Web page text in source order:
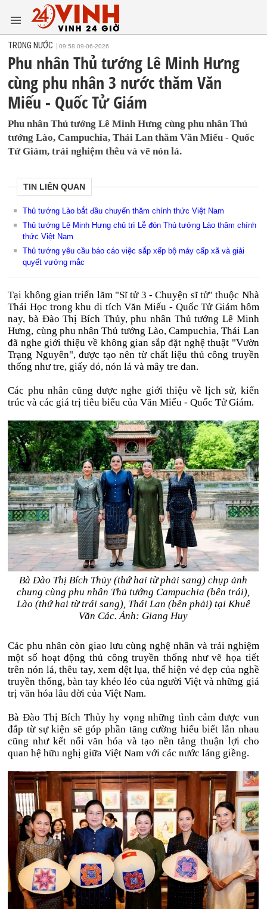
TRONG NƯỚC 09:58 09-06-2026
Phu nhân Thủ tướng Lê Minh Hưng
cùng phu nhân 3 nước thăm Văn
Miếu - Quốc Tử Giám
Phu nhân Thủ tướng Lê Minh Hưng cùng phu nhân Thủ
tướng Lào, Campuchia, Thái Lan thăm Văn Miếu - Quốc
Tử Giám, trải nghiệm thêu và vẽ nón lá.
TIN LIÊN QUAN
Thủ tướng Lào bắt đầu chuyến thăm chính thức Việt Nam
Thủ tướng Lê Minh Hưng chủ trì Lễ đón Thủ tướng Lào thăm chính
thức Việt Nam
Thủ tướng yêu cầu báo cáo việc sắp xếp bộ máy cấp xã và giải
quyết vướng mắc
Tại không gian triển lãm "Sĩ tử 3 - Chuyện sĩ tử" thuộc Nhà
Thái Học trong khu di tích Văn Miếu - Quốc Tử Giám hôm
nay, bà Đào Thị Bích Thủy, phu nhân Thủ tướng Lê Minh
Hưng, cùng phu nhân Thủ tướng Lào, Campuchia, Thái Lan
đã nghe giới thiệu về không gian sắp đặt nghệ thuật "Vườn
Trạng Nguyên", được tạo nên từ chất liệu thủ công truyền
thống như tre, giấy dó, nón lá và mây tre đan.
Các phu nhân cũng được nghe giới thiệu về lịch sử, kiến
trúc và các giá trị tiêu biểu của Văn Miếu - Quốc Tử Giám.
Bà Đào Thị Bích Thủy (thứ hai từ phải sang) chụp ảnh
chung cùng phu nhân Thủ tướng Campuchia (bên trái),
Lào (thứ hai từ trái sang), Thái Lan (bên phải) tại Khuê
Văn Các. Ảnh: Giang Huy
Các phu nhân còn giao lưu cùng nghệ nhân và trải nghiệm
một số hoạt động thủ công truyền thống như vẽ họa tiết
trên nón lá, thêu tay, xem dệt lụa, thể hiện vẻ đẹp của nghề
truyền thống, bàn tay khéo léo của người Việt và những giá
trị văn hóa lâu đời của Việt Nam.
Bà Đào Thị Bích Thủy hy vọng những tình cảm được vun
đắp từ sự kiện sẽ góp phần tăng cường hiểu biết lẫn nhau
cũng như kết nối văn hóa và tạo nền tảng thuận lợi cho
quan hệ hữu nghị giữa Việt Nam với các nước láng giềng.